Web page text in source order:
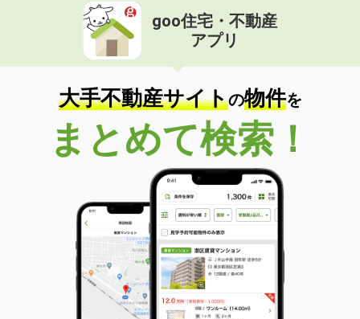
goo住宅・不動産
アプリ
大手不動産サイトの物件を
まとめて検索！